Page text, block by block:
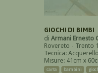
GIOCHI DI BIMBI
di Armani Ernesto
Rovereto - Trento
Tecnica:
Misure: 41cm x
carta bambini